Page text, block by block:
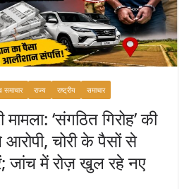
समाचार राज्य राष्ट्रीय समाचार
मामला: ‘संगठित गिरोह’ की
चोरी के पैसों से
जांच में रोज़ खुल रहे नए